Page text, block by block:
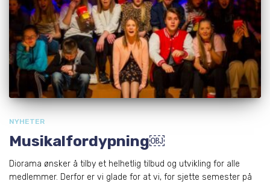
NYHETER
Musikalfordypning￼
Diorama ønsker å tilby et helhetlig tilbud og utvikling for alle
medlemmer. Derfor er vi glade for at vi, for sjette semester på